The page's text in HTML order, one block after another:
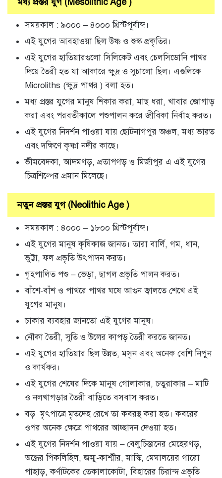
সময়কাল : ৯০০০ – ৪০০০ খ্রিস্টপূর্বাব্দ।
এই যুগের আবহাওয়া ছিল উষ্ণ ও শুস্ক প্রকৃতির।
এই যুগের হাতিয়ারগুলো সিলিকেট এবং চেলসিডোনি পাথর
দিয়ে তৈরী হত যা আকারে ক্ষুদ্র ও সুচালো ছিল। এগুলিকে
Microliths (ক্ষুদ্র পাথর ) বলা হত।
মধ্য প্রস্তর যুগের মানুষ শিকার করা, মাছ ধরা, খাবার জোগাড়
করা এবং পরবর্তীকালে পশুপালন করে জীবিকা নির্বাহ করত।
এই যুগের নিদর্শন পাওয়া যায় ছোটনাগপুর অঞ্চল, মধ্য ভারত
এবং দক্ষিণে কৃষ্ণা নদীর কাছে।
ভীমবেদকা, আদমগড়, প্রতাপগড় ও মির্জাপুর এ এই যুগের
চিত্রশিল্পের প্রমান মিলেছে।
নতুন প্রস্তর যুগ (Neolithic Age )
সময়কাল : ৪০০০ – ১৮০০ খ্রিস্টপূর্বাব্দ।
এই যুগের মানুষ কৃষিকাজ জানত। তারা বার্লি, গম, ধান,
ভুট্টা, ফল প্রভৃতি উৎপাদন করত।
গৃহপালিত পশু – ভেড়া, ছাগল প্রভৃতি পালন করত।
বাঁশে-বাঁশ ও পাথরে পাথর ঘষে আগুন জ্বালতে শেখে এই
যুগের মানুষ।
চাকার ব্যবহার জানতো এই যুগের মানুষ।
নৌকা তৈরী, সুতি ও উলের কাপড় তৈরী করতে জানত।
এই যুগের হাতিয়ার ছিল উন্নত, মসৃন এবং অনেক বেশি নিপুন
ও কার্যকর।
এই যুগের শেষের দিকে মানুষ গোলাকার, চতুরাকার – মাটি
ও নলখাগড়ার তৈরী বাড়িতে বসবাস করত।
বড় মৃৎপাত্রে মৃতদেহ রেখে তা কবরস্থ করা হত। কবরের
ওপর অনেক ক্ষেত্রে পাথরের আচ্ছাদন দেওয়া হত।
এই যুগের নিদর্শন পাওয়া যায় – বেলুচিস্তানের মেহেরগড়,
অন্ধ্রের পিকলিহিল, জম্মু-কাশ্মীর, মাস্কি, মেঘালয়ের গারো
পাহাড়, কর্ণাটকের তেকালাকোটা, বিহারের চিরান্দ প্রভৃতি